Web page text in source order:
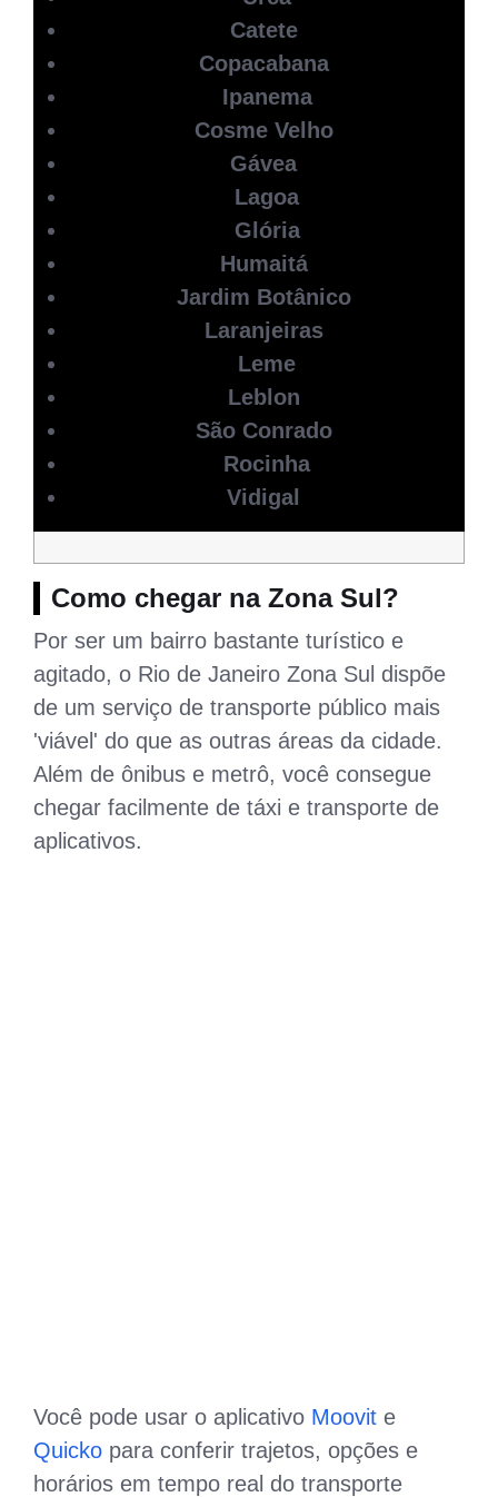
Catete
Copacabana
Ipanema
Cosme Velho
Gávea
Lagoa
Glória
Humaitá
Jardim Botânico
Laranjeiras
Leme
Leblon
São Conrado
Rocinha
Vidigal
Como chegar na Zona Sul?
Por ser um bairro bastante turístico e
agitado, o Rio de Janeiro Zona Sul dispõe
de um serviço de transporte público mais
'viável' do que as outras áreas da cidade.
Além de ônibus e metrô, você consegue
chegar facilmente de táxi e transporte de
aplicativos.
Você pode usar o aplicativo Moovit e
Quicko para conferir trajetos, opções e
horários em tempo real do transporte